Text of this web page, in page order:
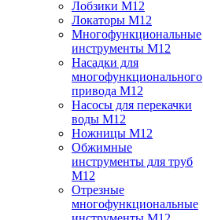
Лобзики M12
Локаторы M12
Многофункциональные
инструменты M12
Насадки для
многофункционального
привода M12
Насосы для перекачки
воды M12
Ножницы M12
Обжимные
инструменты для труб
M12
Отрезные
многофункциональные